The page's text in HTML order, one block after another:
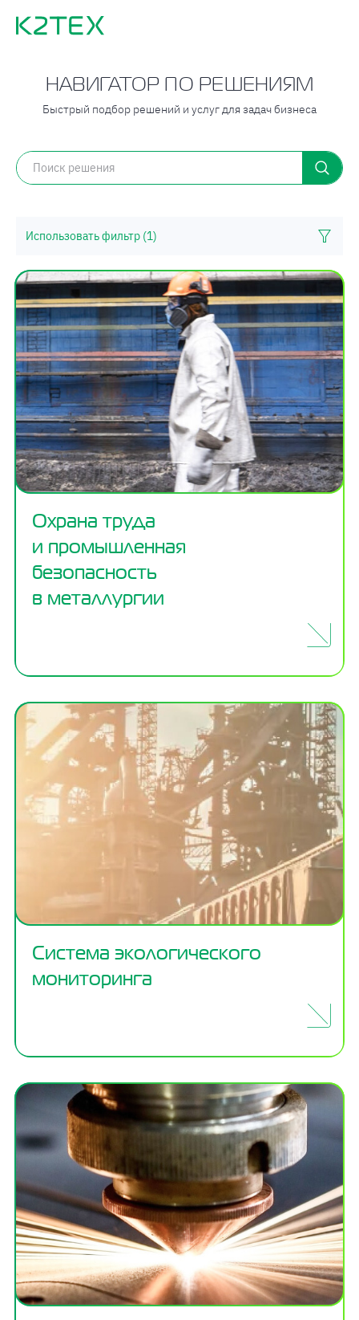
НАВИГАТОР ПО РЕШЕНИЯМ
Быстрый подбор решений и услуг для задач бизнеса
Использовать фильтр (1)
Охрана труда
и промышленная
безопасность
в металлургии
Система экологического
мониторинга